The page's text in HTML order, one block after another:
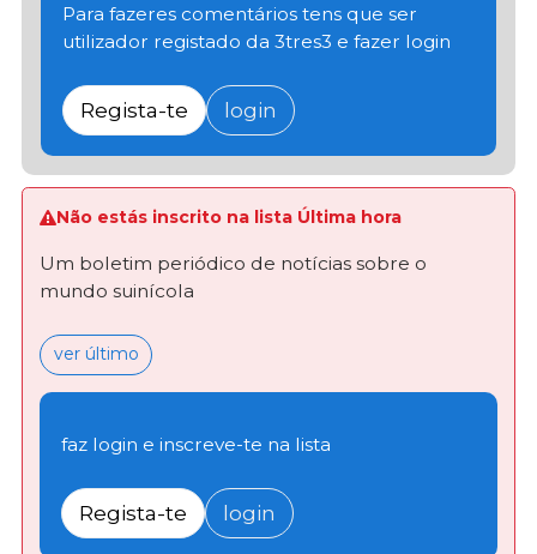
Para fazeres comentários tens que ser
utilizador registado da 3tres3 e fazer login
Regista-te login
Não estás inscrito na lista Última hora
Um boletim periódico de notícias sobre o
mundo suinícola
ver último
faz login e inscreve-te na lista
Regista-te login